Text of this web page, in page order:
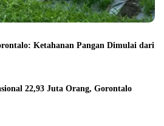
Ketahanan Pangan Dimulai dari
22,93 Juta Orang, Gorontalo